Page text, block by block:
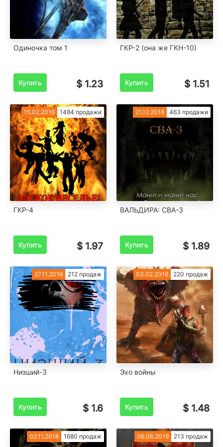
Одиночка том 1
Купить $ 1.23
ГКР-2 (она же ГКН-10)
Купить $ 1.51
15.02.2019 1484 продажи
ГКР-4
Купить $ 1.97
21.12.2018 463 продажи
ВАЛЬДИРА: СВА-3
Купить $ 1.89
27.11.2019 212 продаж
Низший-3
Купить $ 1.6
03.02.2016 220 продаж
Эхо войны
Купить $ 1.48
02.11.2018 1680 продаж 06.06.2019 213 продаж